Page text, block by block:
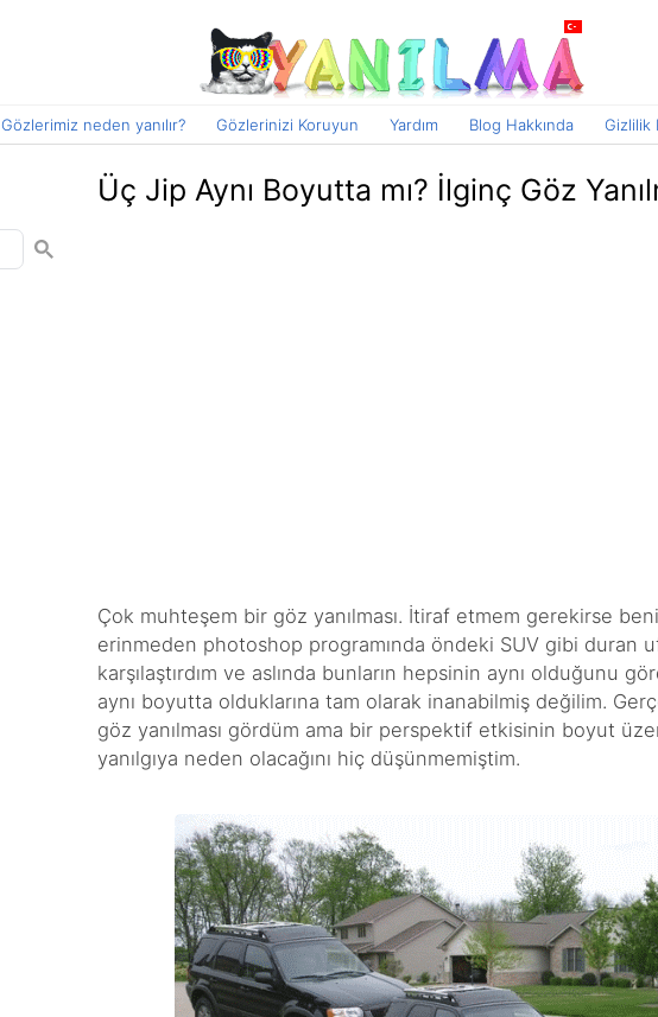
Gözlerimiz neden yanılır? Gözlerinizi Koruyun Yardım Blog Hakkında Gizlilik
Üç Jip Aynı Boyutta mı? İlginç Göz
Çok muhteşem bir göz yanılması. İtiraf etmem gerekirse
erinmeden photoshop programında öndeki SUV gibi duran
karşılaştırdım ve aslında bunların hepsinin aynı olduğunu
aynı boyutta olduklarına tam olarak inanabilmiş değilim.
göz yanılması gördüm ama bir perspektif etkisinin boyut
yanılgıya neden olacağını hiç düşünmemiştim.